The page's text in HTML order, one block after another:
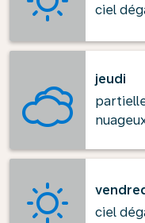
ciel
jeudi
ciel